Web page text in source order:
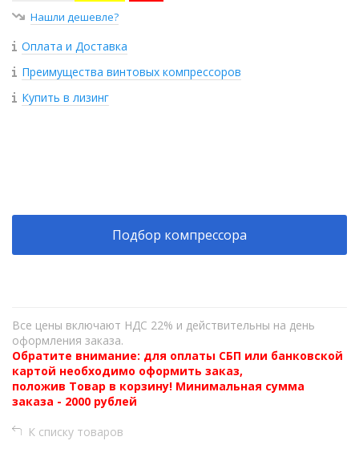
Нашли дешевле?
Оплата и Доставка
Преимущества винтовых компрессоров
Купить в лизинг
Подбор компрессора
Все цены включают НДС 22% и действительны на день
оформления заказа.
Обратите внимание: для оплаты СБП или банковской
картой необходимо оформить заказ,
положив Товар в корзину! Минимальная сумма
заказа - 2000 рублей
К списку товаров